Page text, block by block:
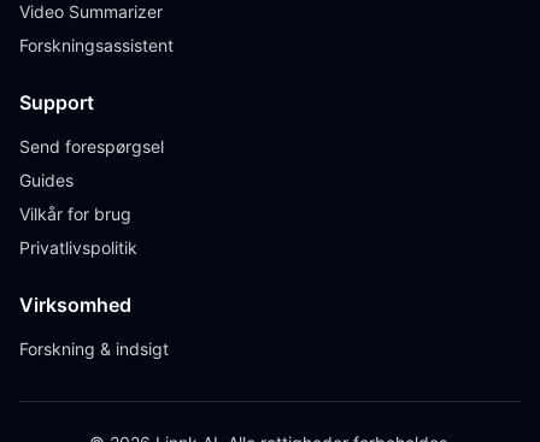
Video Summarizer
Forskningsassistent
Support
Send forespørgsel
Guides
Vilkår for brug
Privatlivspolitik
Virksomhed
Forskning & indsigt